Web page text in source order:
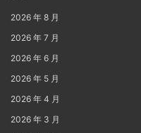
2026 年 8 月
2026 年 7 月
2026 年 6 月
2026 年 5 月
2026 年 4 月
2026 年 3 月